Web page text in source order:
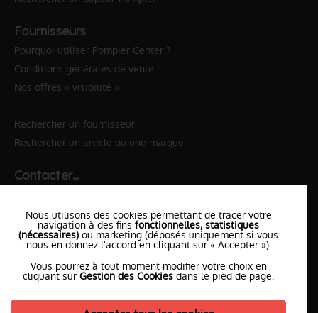
Fournisseurs
Pourquoi utiliser Pompier Center ?
Conditions générales de vente
Nos offres « visibilité »
Rechercher un fournisseur
Rechercher un article ou une marque
Contacter…
✆ 18№National Sapeurs-Pompiers
le SDISle plus proche
l'équipePompierCenter
Nous utilisons des cookies permettant de tracer votre
navigation à des fins fonctionnelles, statistiques
(nécessaires) ou marketing (déposés uniquement si vous
nous en donnez l’accord en cliquant sur « Accepter »).
Vous pourrez à tout moment modifier votre choix en
cliquant sur Gestion des Cookies dans le pied de page.